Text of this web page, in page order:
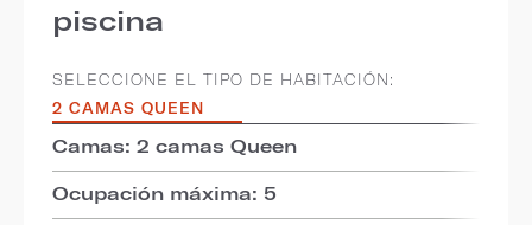
piscina
SELECCIONE EL TIPO DE HABITACIÓN:
2 CAMAS QUEEN
Camas: 2 camas Queen
Ocupación máxima: 5